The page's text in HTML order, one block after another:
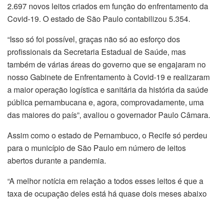
2.697 novos leitos criados em função do enfrentamento da
Covid-19. O estado de São Paulo contabilizou 5.354.
“Isso só foi possível, graças não só ao esforço dos
profissionais da Secretaria Estadual de Saúde, mas
também de várias áreas do governo que se engajaram no
nosso Gabinete de Enfrentamento à Covid-19 e realizaram
a maior operação logística e sanitária da história da saúde
pública pernambucana e, agora, comprovadamente, uma
das maiores do país”, avaliou o governador Paulo Câmara.
Assim como o estado de Pernambuco, o Recife só perdeu
para o município de São Paulo em número de leitos
abertos durante a pandemia.
“A melhor notícia em relação a todos esses leitos é que a
taxa de ocupação deles está há quase dois meses abaixo